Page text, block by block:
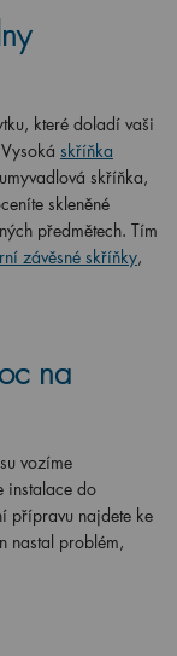
které doladí vaši
skříňka
skříňka,
skleněné
předmětech. Tím
závěsné skříňky,
na
vozíme
instalace do
přípravu najdete ke
nastal problém,